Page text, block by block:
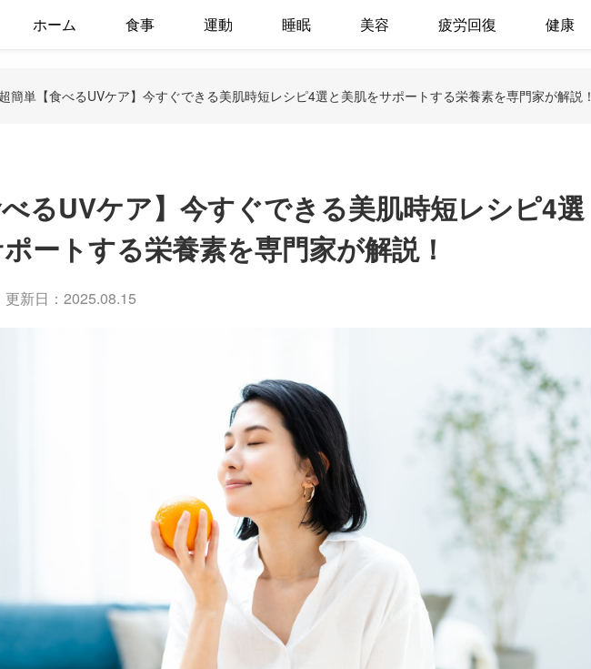
ホーム 食事 運動 睡眠 美容 疲労回復 健康
超簡単【食べるUVケア】今すぐできる美肌時短レシピ4選と美肌をサポートする栄養素を専門家が解説！
るUVケア】今すぐできる美肌時短レシピ4選
ートする栄養素を専門家が解説！
更新日：2025.08.15